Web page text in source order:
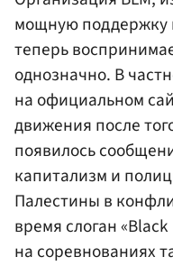
мощную поддержку
теперь
однозначно. В
на официальном
движения после
появилось
капитализм и
Палестины в
время слоган
на соревнованиях